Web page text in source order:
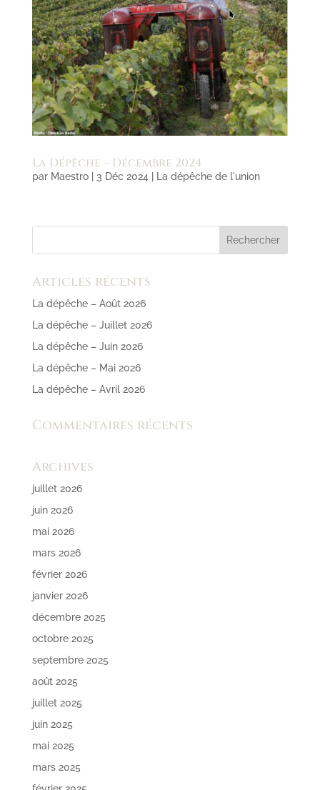
La Dépêche – Décembre 2024
par Maestro| 3 Déc 2024 La dépêche de l'union
Articles récents
La dépêche – Août 2026
La dépêche – Juillet 2026
La dépêche – Juin 2026
La dépêche – Mai 2026
La dépêche – Avril 2026
Commentaires récents
Archives
juillet 2026
juin 2026
mai 2026
mars 2026
février 2026
janvier 2026
décembre 2025
octobre 2025
septembre 2025
août 2025
juillet 2025
juin 2025
mai 2025
mars 2025